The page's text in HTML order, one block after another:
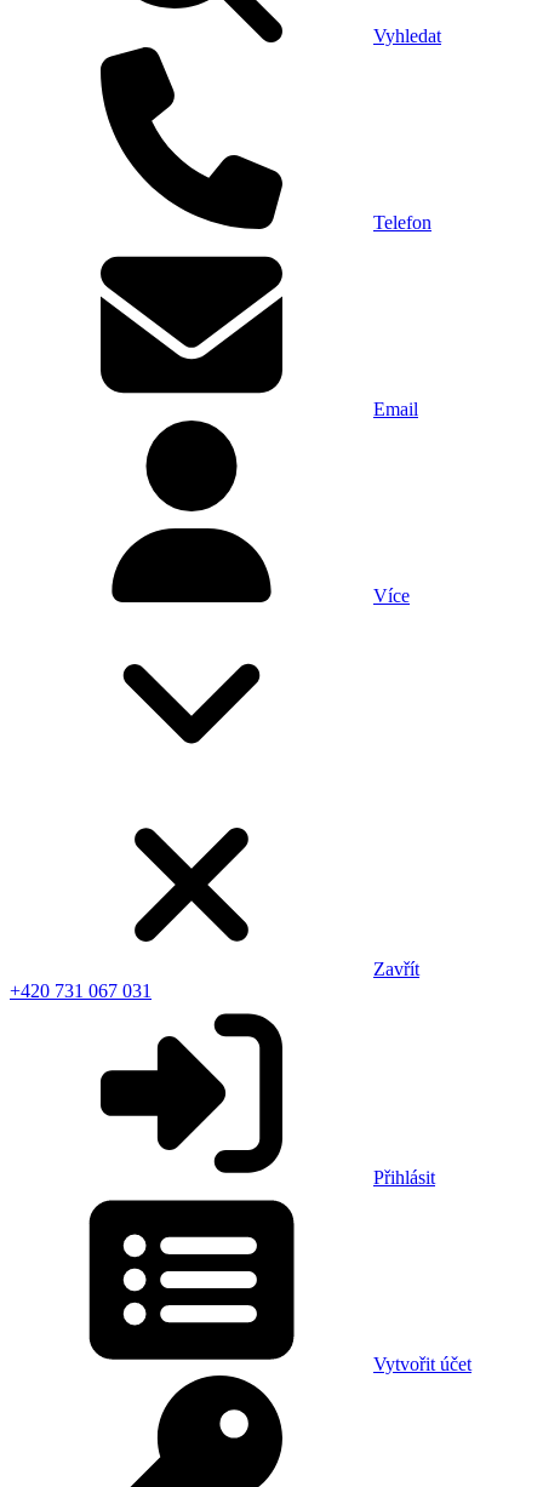
Vyhledat
Telefon
Email
Více
Zavřít
+420 731 067 031
Přihlásit
Vytvořit účet